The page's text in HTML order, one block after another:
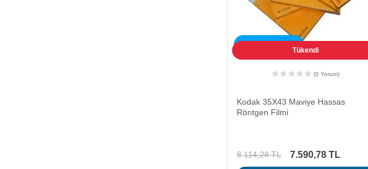
Tükendi
(0 Yorum)
Kodak 35X43 Maviye Hassas
Röntgen Filmi
8.114,28TL 7.590,78 TL